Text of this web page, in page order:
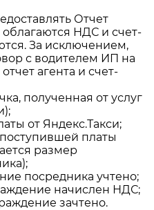
Отчет
НДС и счет-
За исключением,
с водителем ИП на
агента и счет-
полученная от услуг
от Яндекс.Такси;
платы
размер
посредника учтено;
начислен НДС;
зачтено.